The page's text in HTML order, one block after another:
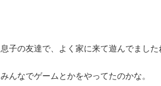
息子の友達で、よく家に来て遊んでました
みんなでゲームとかをやってたのかな。